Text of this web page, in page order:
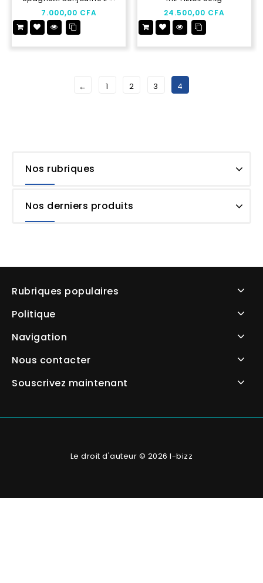
out
7.000,00 CFA
24.500,00 CFA
← 1 2 3 4
Nos rubriques
Nos derniers produits
Rubriques populaires
Politique
Navigation
Nous contacter
Souscrivez maintenant
Le droit d'auteur © 2026 I-bizz